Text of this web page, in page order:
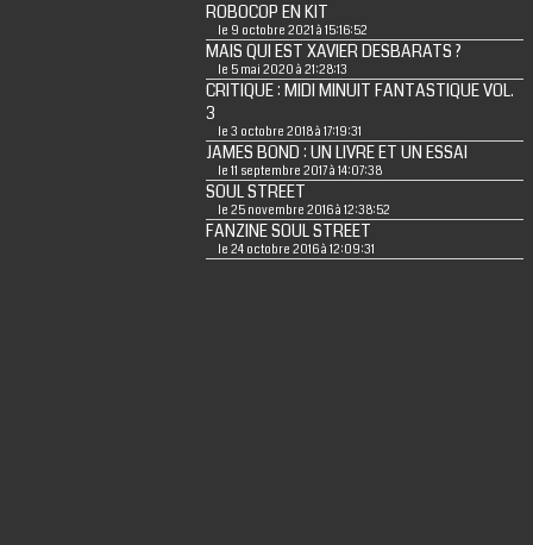
ROBOCOP EN KIT
le 9 octobre 2021 à 15:16:52
MAIS QUI EST XAVIER DESBARATS ?
le 5 mai 2020 à 21:28:13
CRITIQUE : MIDI MINUIT FANTASTIQUE VOL.
3
le 3 octobre 2018 à 17:19:31
JAMES BOND : UN LIVRE ET UN ESSAI
le 11 septembre 2017 à 14:07:38
SOUL STREET
le 25 novembre 2016 à 12:38:52
FANZINE SOUL STREET
le 24 octobre 2016 à 12:09:31